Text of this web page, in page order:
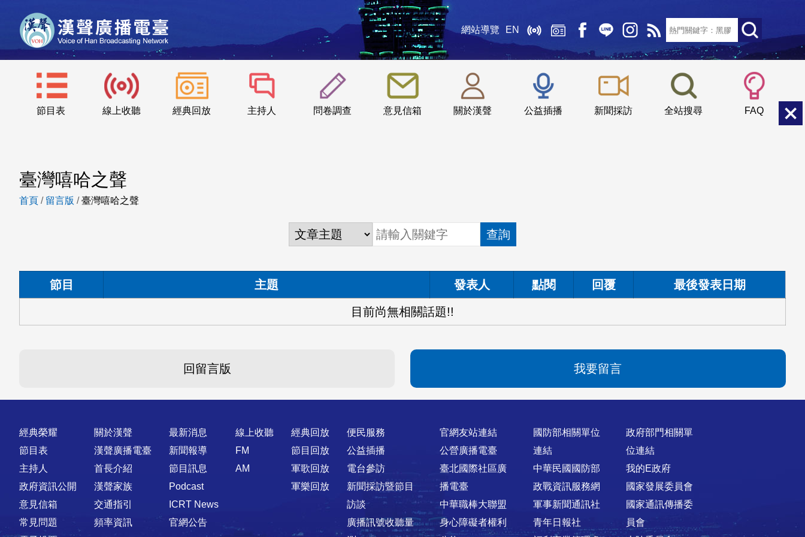
網站導覽 EN
節目表 線上收聽 經典回放 主持人 問卷調查 意見信箱 關於漢聲 公益插播 新聞採訪 全站搜尋 FAQ
::: 小 中
臺灣嘻哈之聲
首頁 / 留言版 /臺灣嘻哈之聲
查詢
節目 主題 發表人 點閱 回覆 最後發表日期
目前尚無相關話題!!
回留言版 我要留言
快速連結
經典榮耀
節目表
主持人
政府資訊公開
意見信箱
常見問題
關於漢聲
漢聲廣播電臺
首長介紹
漢聲家族
交通指引
頻率資訊
最新消息
新聞報導
節目訊息
Podcast
ICRT News
官網公告
線上收聽
FM
AM
經典回放
節目回放
軍歌回放
軍樂回放
便民服務
公益插播
電台參訪
新聞採訪暨節目
訪談
廣播訊號收聽量
官網友站連結
公營廣播電臺
臺北國際社區廣
播電臺
中華職棒大聯盟
身心障礙者權利
國防部相關單位
連結
中華民國國防部
政戰資訊服務網
軍事新聞通訊社
青年日報社
政府部門相關單
位連結
我的E政府
國家發展委員會
國家通訊傳播委
員會